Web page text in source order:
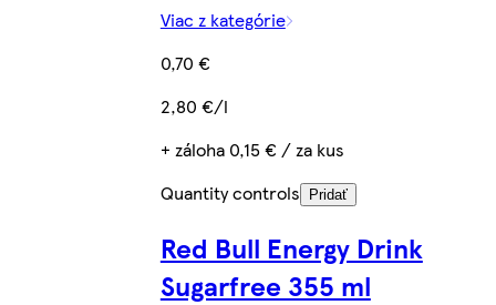
Viac z kategórie
0,70 €
2,80 €/l
+ záloha 0,15 € / za kus
Quantity controls
Pridať
Red Bull Energy Drink
Sugarfree 355 ml